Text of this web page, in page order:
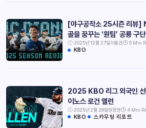
[야구공작소 25시즌 리뷰]
골을 꿈꾸는 ‘원팀’ 공룡 구단
2025년 12월 27일이동건 5 Min
KBO
2025 KBO 리그 외국인 선
이노스 로건 앨런
2025년 2월 26일원정현 4 Min
KBO 스카우팅 리포트